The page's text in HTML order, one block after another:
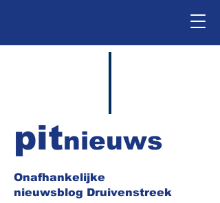
Onafhankelijke
nieuwsblog Druivenstreek
pitnieuws